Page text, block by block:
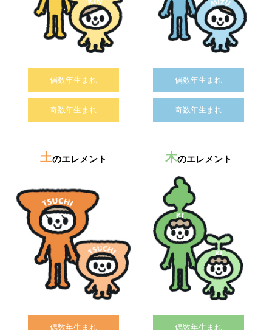
偶数年生まれ
奇数年生まれ
偶数年生まれ
奇数年生まれ
土のエレメント
偶数年生まれ
木のエレメント
偶数年生まれ